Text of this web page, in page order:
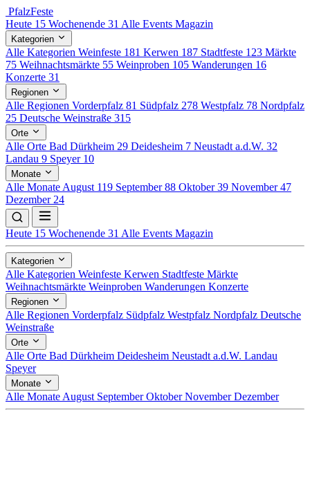
PfalzFeste
Heute 15 Wochenende 31 Alle Events Magazin
Kategorien
Alle Kategorien Weinfeste 181 Kerwen 187 Stadtfeste 123 Märkte
75 Weihnachtsmärkte 55 Weinproben 105 Wanderungen 16
Konzerte 31
Regionen
Alle Regionen Vorderpfalz 81 Südpfalz 278 Westpfalz 78 Nordpfalz
25 Deutsche Weinstraße 315
Orte
Alle Orte Bad Dürkheim 29 Deidesheim 7 Neustadt a.d.W. 32
Landau 9 Speyer 10
Monate
Alle Monate August 119 September88 Oktober39 November47
Dezember 24
Heute 15 Wochenende 31 Alle Events Magazin
Kategorien
Alle Kategorien Weinfeste Kerwen Stadtfeste Märkte
Weihnachtsmärkte Weinproben Wanderungen Konzerte
Regionen
Alle Regionen Vorderpfalz Südpfalz Westpfalz Nordpfalz Deutsche
Weinstraße
Orte
Alle Orte Bad Dürkheim Deidesheim Neustadt a.d.W. Landau
Speyer
Monate
Alle Monate August SeptemberOktoberNovemberDezember